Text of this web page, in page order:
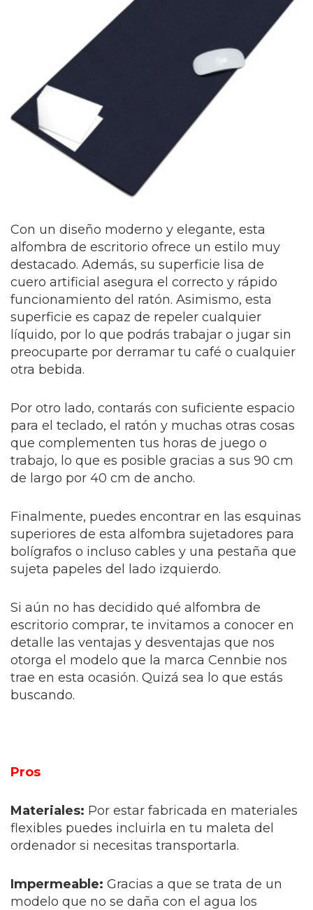
Con un diseño moderno y elegante, esta
alfombra de escritorio ofrece un estilo muy
destacado. Además, su superficie lisa de
cuero artificial asegura el correcto y rápido
funcionamiento del ratón. Asimismo, esta
superficie es capaz de repeler cualquier
líquido, por lo que podrás trabajar o jugar sin
preocuparte por derramar tu café o cualquier
otra bebida.
Por otro lado, contarás con suficiente espacio
para el teclado, el ratón y muchas otras cosas
que complementen tus horas de juego o
trabajo, lo que es posible gracias a sus 90 cm
de largo por 40 cm de ancho.
Finalmente, puedes encontrar en las esquinas
superiores de esta alfombra sujetadores para
bolígrafos o incluso cables y una pestaña que
sujeta papeles del lado izquierdo.
Si aún no has decidido qué alfombra de
escritorio comprar, te invitamos a conocer en
detalle las ventajas y desventajas que nos
otorga el modelo que la marca Cennbie nos
trae en esta ocasión. Quizá sea lo que estás
buscando.
Pros
Materiales: Por estar fabricada en materiales
flexibles puedes incluirla en tu maleta del
ordenador si necesitas transportarla.
Impermeable: Gracias a que se trata de un
modelo que no se daña con el agua los